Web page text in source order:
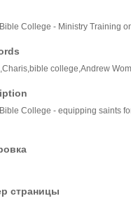
College - Ministry Training
college,Andrew
College - equipping saints
страницы